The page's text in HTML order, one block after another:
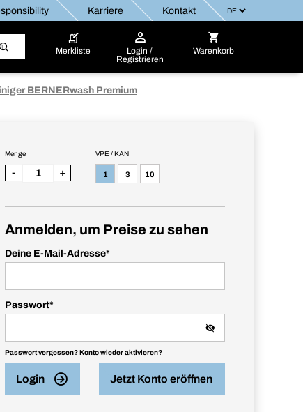
Karriere Kontakt
Merkliste
Login /
Registrieren
Warenkorb
BERNERwash Premium
VPE / KAN
1 3 10
Menge
- +
Anmelden, um Preise zu sehen
Deine E-Mail-Adresse*
Passwort*
Passwort vergessen? Konto wieder aktivieren?
Login Jetzt Konto eröffnen